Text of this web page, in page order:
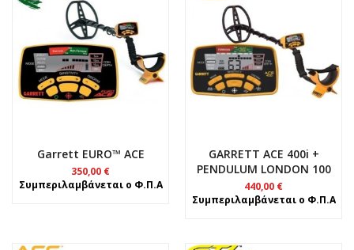
Garrett EURO™ ACE
350,00 €
Συμπεριλαμβάνεται ο Φ.Π.Α
GARRETT ACE 400i +
PENDULUM LONDON 100
440,00 €
Συμπεριλαμβάνεται ο Φ.Π.Α